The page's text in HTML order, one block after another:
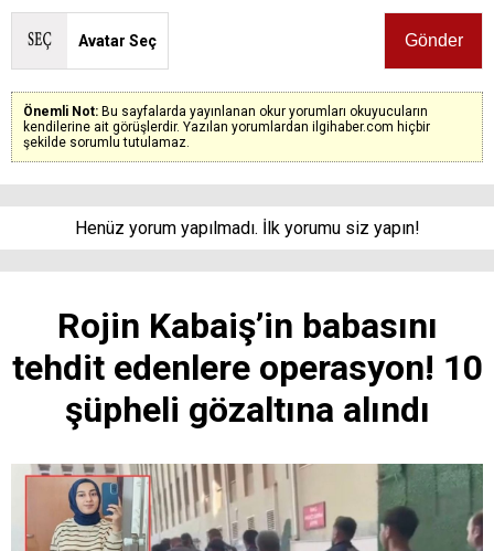
Avatar Seç
Önemli Not: Bu sayfalarda yayınlanan okur yorumları okuyucuların
kendilerine ait görüşlerdir. Yazılan yorumlardan ilgihaber.com hiçbir
şekilde sorumlu tutulamaz.
Henüz yorum yapılmadı. İlk yorumu siz yapın!
Rojin Kabaiş’in babasını
tehdit edenlere operasyon! 10
şüpheli gözaltına alındı